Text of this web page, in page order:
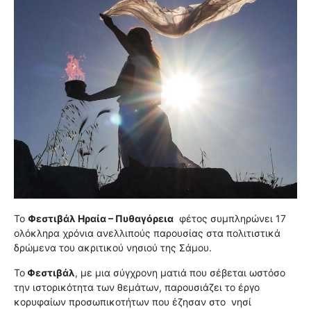
Το Φεστιβάλ Ηραία – Πυθαγόρεια φέτος συμπληρώνει 17
ολόκληρα χρόνια ανελλιπούς παρουσίας στα πολιτιστικά
δρώμενα του ακριτικού νησιού της Σάμου.
Το Φεστιβάλ, με μια σύγχρονη ματιά που σέβεται ωστόσο
την ιστορικότητα των θεμάτων, παρουσιάζει το έργο
κορυφαίων προσωπικοτήτων που έζησαν στο νησί